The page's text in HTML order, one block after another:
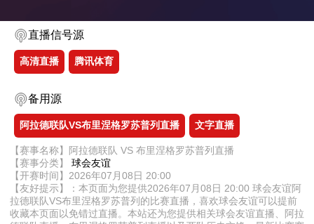
直播信号源
高清直播 腾讯体育
备用源
阿拉德联队VS布里涅格罗苏普列直播 文字直播
【赛事名称】阿拉德联队 VS 布里涅格罗苏普列直播
【赛事分类】 球会友谊
【开赛时间】2026年07月08日 20:00
【友好提示】：本页面为您提供2026年07月08日 20:00 球会友谊阿
拉德联队VS布里涅格罗苏普列的比赛直播，喜欢球会友谊可以提前
收藏本页面以免错过直播。本站还为您提供相关球会友谊直播、阿拉